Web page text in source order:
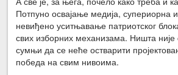
Потпуно освајање медија, супериорна
невиђено уситњавање патриотског
свих изборних механизама. Ништа
сумњи да се неће остварити
победа на свим нивоима.